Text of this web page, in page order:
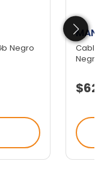
Negro
Cable
Negro
$62